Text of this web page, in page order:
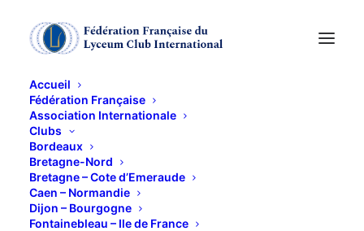
Accueil
Fédération Française
Association Internationale
Clubs
Bordeaux
Bretagne-Nord
Bretagne – Cote d’Emeraude
Caen – Normandie
Dijon – Bourgogne
Fontainebleau – Ile de France
Programme juin 2022
5 AVRIL 2022